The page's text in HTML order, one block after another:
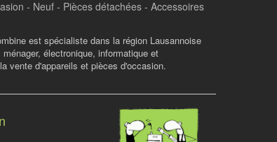
- Neuf - Pièces détachées - Accessoires
est spécialiste dans la région Lausannoise
électronique, informatique et
vente d'appareils et pièces d'occasion.